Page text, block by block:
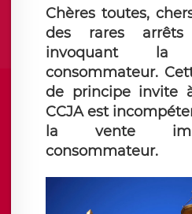
Chères toutes,
des rares
invoquant
consommateur.
de principe invite
CCJA est
la vente
consommateur.